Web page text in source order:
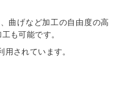
曲げなど加工の自由度の高
も可能です。
されています。